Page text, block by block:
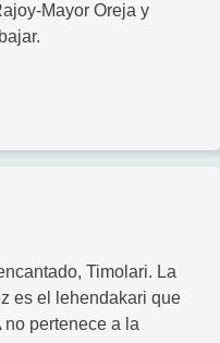
Mayor Oreja y
Timolari. La
es el lehendakari que
no pertenece a la